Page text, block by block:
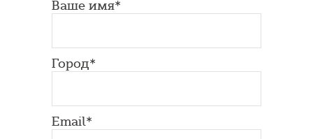
Ваше имя*
Город*
Email*